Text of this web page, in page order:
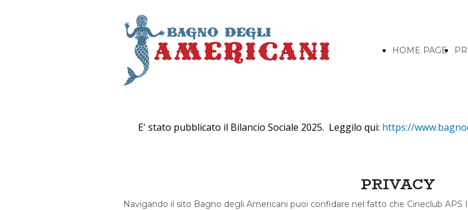
HOME PAGE
E' stato pubblicato il Bilancio Sociale 2025. Leggilo qui: https://
PRIVACY
Navigando il sito Bagno degli Americani puoi confidare nel fatto che Cineclub APS